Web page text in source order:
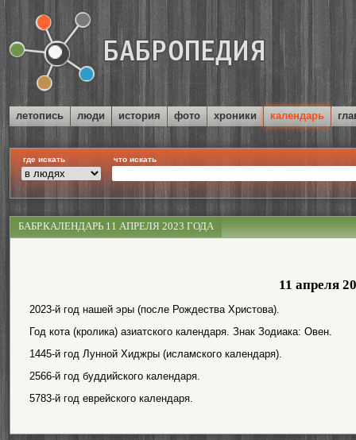
летопись люди история фото хроники календарь
где искать что искать
БАБР.КАЛЕНДАРЬ 11 АПРЕЛЯ 2023 ГОДА
11 апреля
2023-й год нашей эры (после Рождества Христова).
Год кота (кролика) азиатского календаря. Знак Зодиака: Овен.
1445-й год Лунной Хиджры (исламского календаря).
2566-й год буддийского календаря.
5783-й год еврейского календаря.